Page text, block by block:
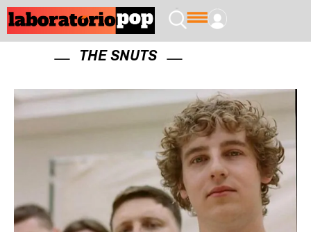
THE SNUTS